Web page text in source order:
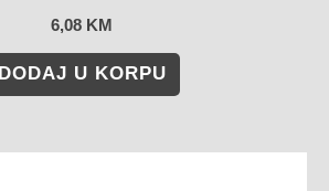
6,08 KM
DODAJ U KORPU